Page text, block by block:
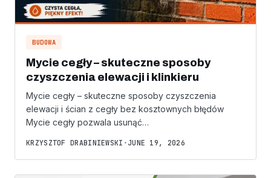
BUDOWA
Mycie cegły – skuteczne sposoby
czyszczenia elewacji i klinkieru
Mycie cegły – skuteczne sposoby czyszczenia
elewacji i ścian z cegły bez kosztownych błędów
Mycie cegły pozwala usunąć…
KRZYSZTOF DRABINIEWSKI • JUNE 19, 2026